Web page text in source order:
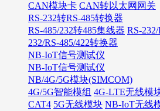
CAN模块卡 CAN转以太网网关
RS-232转RS-485转换器
RS-485/232转485集线器 RS-
232/RS-485/422转换器
NB-IoT信号测试仪
NB-IoT信号测试仪
NB/4G/5G模块(SIMCOM)
4G/5G智能模组 4G-LTE无线模
CAT4 5G无线模块 NB-IoT无线